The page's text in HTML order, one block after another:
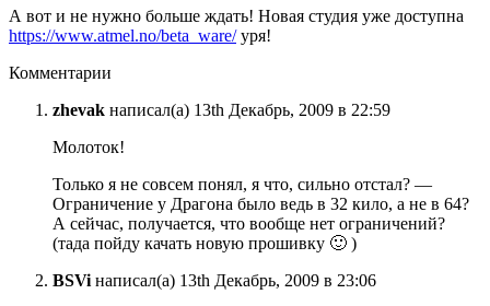
А вот и не нужно больше ждать! Новая студия уже доступна
https://www.atmel.no/beta_ware/уря!
Комментарии
zhevak написал(а) 13th Декабрь, 2009 в 22:59
Молоток!
Только я не совсем понял, я что, сильно отстал? —
Ограничение у Драгона было ведь в 32 кило, а не в 64?
А сейчас, получается, что вообще нет ограничений?
(тада пойду качать новую прошивку 🙂 )
BSVi написал(а) 13th Декабрь, 2009 в 23:06